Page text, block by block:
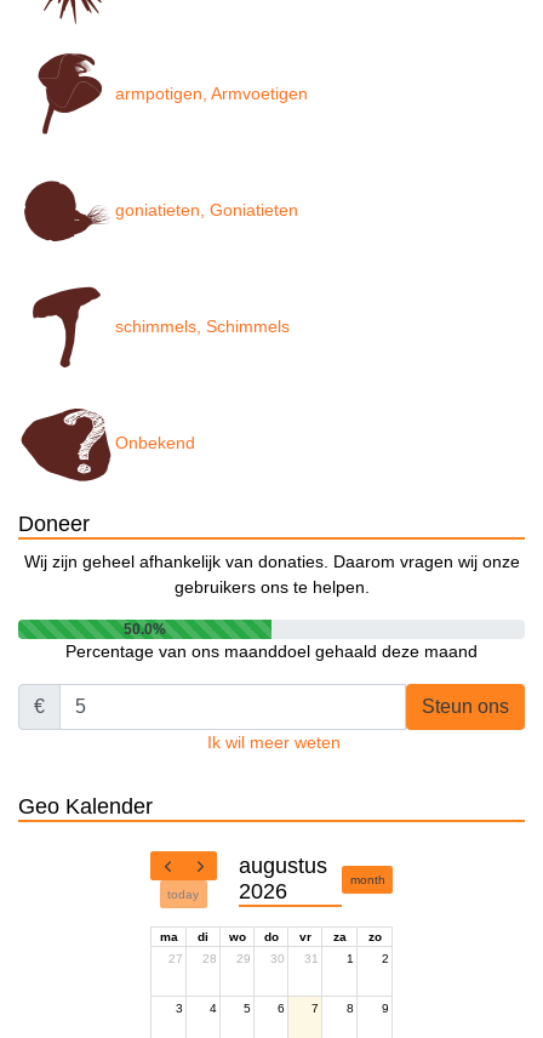
armpotigen, Armvoetigen
goniatieten, Goniatieten
schimmels, Schimmels
Onbekend
Doneer
Wij zijn geheel afhankelijk van donaties. Daarom vragen wij onze
gebruikers ons te helpen.
50.0%
Percentage van ons maanddoel gehaald deze maand
€ Steun ons
Ik wil meer weten
Geo Kalender
today
augustus
2026
month
ma di wo do vr za
zo
27
28 29 30 31 1 2
3 4 5 6 7 8 9